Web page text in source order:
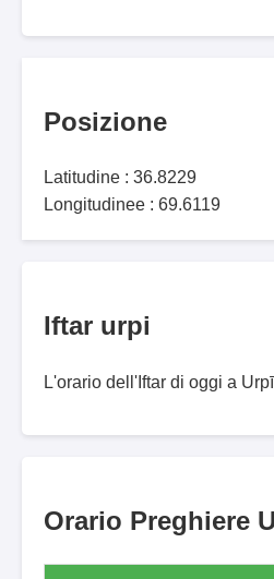
Posizione
Latitudine : 36.8229
Longitudinee : 69.6119
Iftar urpi
L'orario dell'Iftar di oggi a
Orario Preghiere